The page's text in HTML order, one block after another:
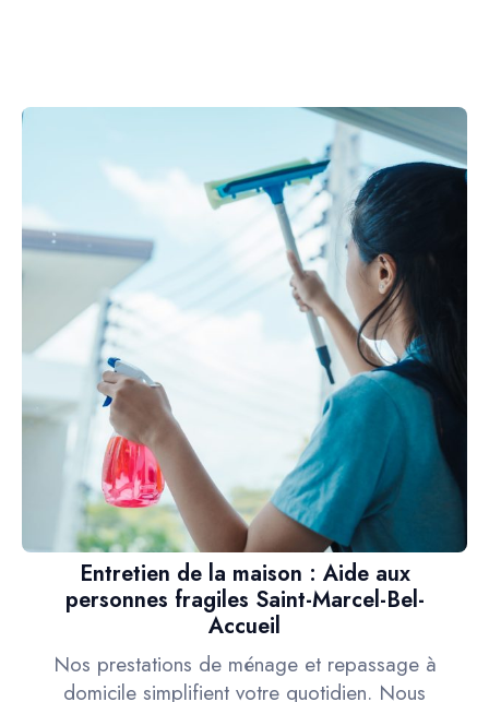
Entretien de la maison : Aide aux
personnes fragiles Saint-Marcel-Bel-
Accueil
Nos prestations de ménage et repassage à
domicile simplifient votre quotidien. Nous